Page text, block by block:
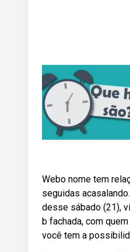
Webo nome tem
seguidas
desse sábado (21),
b fachada, com
você tem a